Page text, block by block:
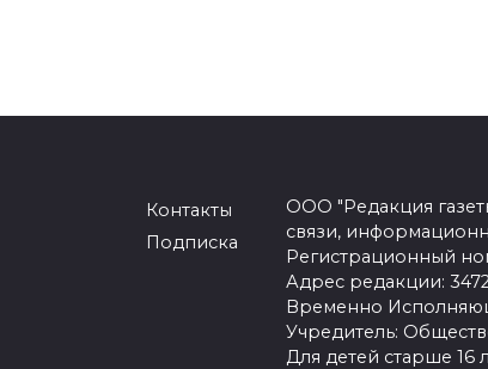
Контакты
Подписка
ООО "Редакция
связи,
Регистрационный
Адрес редакции:
Временно
Учредитель:
Для детей старше 16